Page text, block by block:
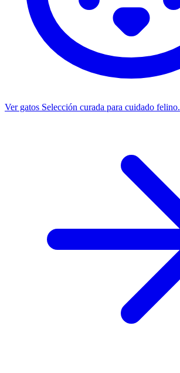
Ver gatos Selección curada para cuidado felino.